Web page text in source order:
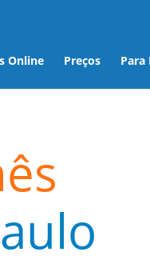
Online Preços Para